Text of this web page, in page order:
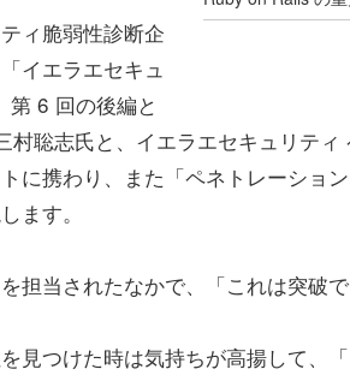
ィ脆弱性診断企
イエラエセキュ
第 6 回の後編と
聡志氏と、イエラエセキュリテ
に携わり、また「ペネトレーショ
ます。
担当されたなかで、「これは突破
見つけた時は気持ちが高揚して、